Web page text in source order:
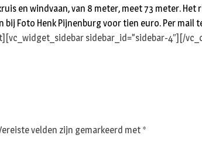
en windvaan, van 8 meter, meet 73 meter.
Foto Henk Pijnenburg voor tien euro. Per mail
sidebar_id=”sidebar-4″][/
velden zijn gemarkeerd met *